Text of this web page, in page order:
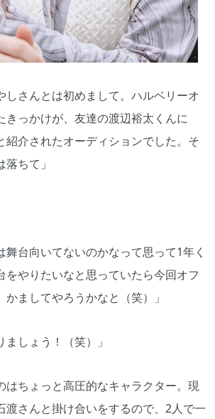
しさんとは初めまして。ハルベリーオ
きっかけが、友達の渡辺裕太くんに
紹介されたオーディションでした。そ
ちて」
舞台向いてないのかなって思って1年く
をやりたいなと思っていたら今回オフ
かましてやろうかなと（笑）」
しょう！（笑）」
はちょっと高圧的なキャラクター。現
渡さんと掛け合いをするので、2人で一